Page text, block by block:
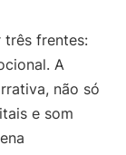
três frentes:
A
não só
e som